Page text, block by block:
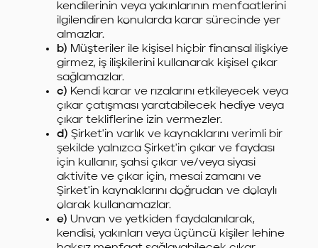
kendilerinin veya yakınlarının menfaatlerini
ilgilendiren konularda karar sürecinde yer
almazlar.
b) Müşteriler ile kişisel hiçbir finansal ilişkiye
girmez, iş ilişkilerini kullanarak kişisel çıkar
sağlamazlar.
c) Kendi karar ve rızalarını etkileyecek veya
çıkar çatışması yaratabilecek hediye veya
çıkar tekliflerine izin vermezler.
d) Şirket'in varlık ve kaynaklarını verimli bir
şekilde yalnızca Şirket'in çıkar ve faydası
için kullanır, şahsi çıkar ve/veya siyasi
aktivite ve çıkar için, mesai zamanı ve
Şirket'in kaynaklarını doğrudan ve dolaylı
olarak kullanamazlar.
e) Unvan ve yetkiden faydalanılarak,
kendisi, yakınları veya üçüncü kişiler lehine